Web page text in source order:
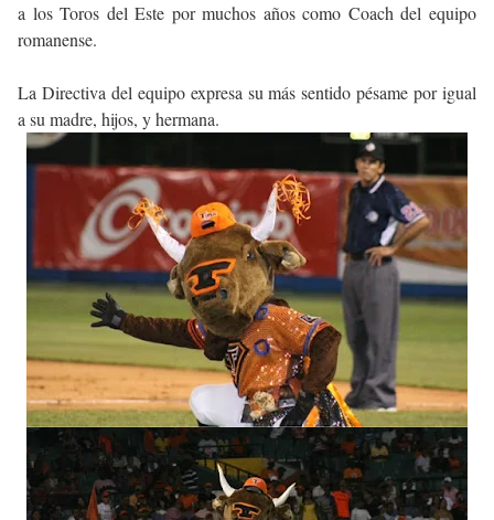
a los Toros del Este por muchos años como Coach del equipo
romanense.
La Directiva del equipo expresa su más sentido pésame por igual
a su madre, hijos, y hermana.